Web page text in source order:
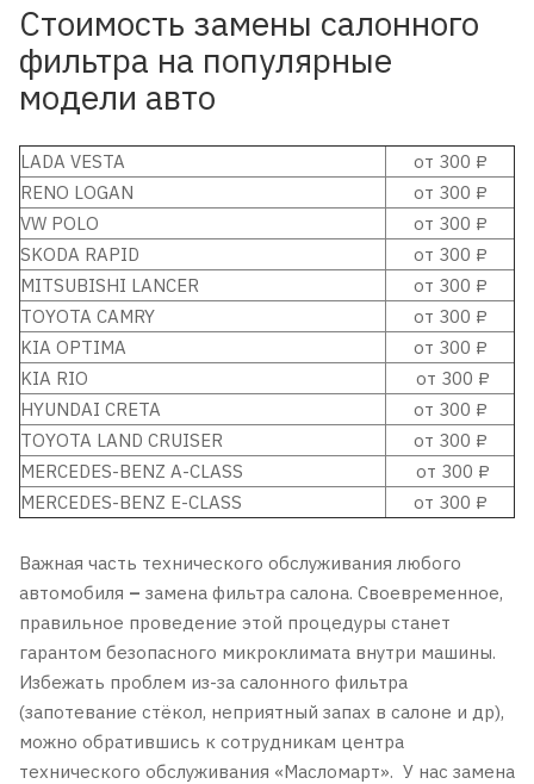
Стоимость замены салонного
фильтра на популярные
модели авто
LADA VESTA
от 300 ₽
RENO LOGAN
от 300 ₽
VW POLO
от 300 ₽
SKODA RAPID
от 300 ₽
MITSUBISHI LANCER
от 300 ₽
TOYOTA CAMRY
от 300 ₽
KIA OPTIMA
от 300 ₽
KIA RIO
от 300 ₽
HYUNDAI CRETA
от 300 ₽
TOYOTA LAND CRUISER
от 300 ₽
MERCEDES-BENZ A-CLASS
от 300 ₽
MERCEDES-BENZ E-CLASS
от 300 ₽
Важная часть технического обслуживания любого
автомобиля – замена фильтра салона. Своевременное,
правильное проведение этой процедуры станет
гарантом безопасного микроклимата внутри машины.
Избежать проблем из-за салонного фильтра
(запотевание стёкол, неприятный запах в салоне и др),
можно обратившись к сотрудникам центра
технического обслуживания «Масломарт». У нас замена